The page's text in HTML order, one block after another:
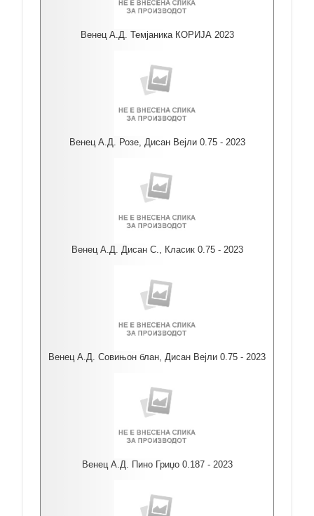
Венец А.Д. Темјаника КОРИЈА 2023
Венец А.Д. Розе, Дисан Вејли 0.75 - 2023
Венец А.Д. Дисан С., Класик 0.75 - 2023
Венец А.Д. Совињон блан, Дисан Вејли 0.75 - 2023
Венец А.Д. Пино Гриџо 0.187 - 2023